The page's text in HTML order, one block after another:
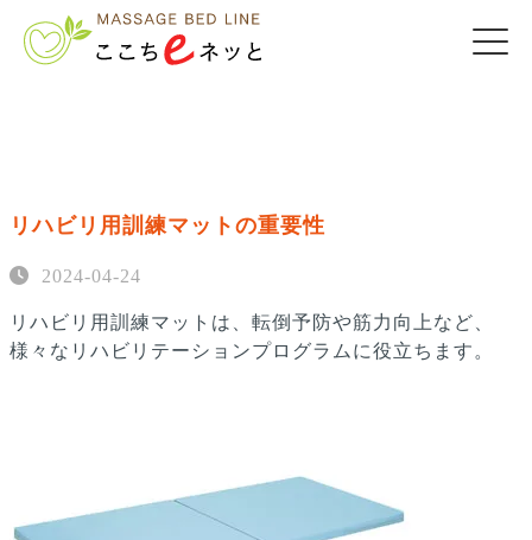
リハビリ用訓練マットの重要性
2024-04-24
リハビリ用訓練マットは、転倒予防や筋力向上など、
様々なリハビリテーションプログラムに役立ちます。